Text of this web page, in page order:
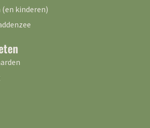
(en kinderen)